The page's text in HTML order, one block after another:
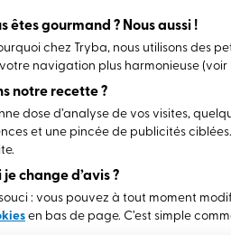
mesure, en
maison
chaque espace extérieur est
des vérandas isolantes
êtes gourmand ? Nous aussi !
chez Tryba, nous utilisons des
navigation plus harmonieuse (voir
notre recette ?
dose d’analyse de vos visites,
et une pincée de publicités
je change d’avis ?
: vous pouvez à tout moment
en bas de page. C’est simple